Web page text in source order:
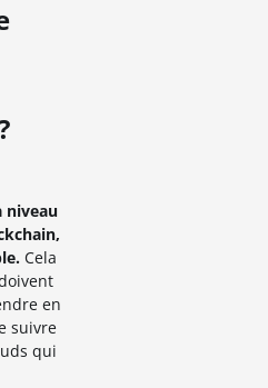
niveau
Cela
en
suivre
qui